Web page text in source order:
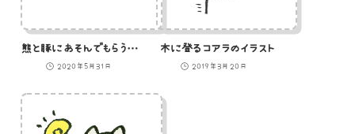
熊と豚にあそんでもらうひよこのイラスト
2020年5月31日
木に登るコアラのイラスト
2019年3月20日